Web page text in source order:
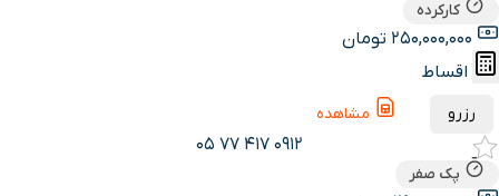
کارکرده
اقساط
رزرو مشاهده
0912 417 77 05
پک صفر